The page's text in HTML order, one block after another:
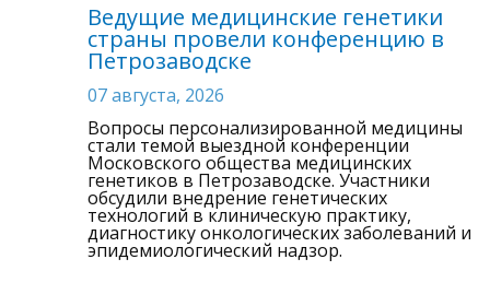
Ведущие медицинские генетики
страны провели конференцию в
Петрозаводске
07 августа, 2026
Вопросы персонализированной медицины
стали темой выездной конференции
Московского общества медицинских
генетиков в Петрозаводске. Участники
обсудили внедрение генетических
технологий в клиническую практику,
диагностику онкологических заболеваний и
эпидемиологический надзор.